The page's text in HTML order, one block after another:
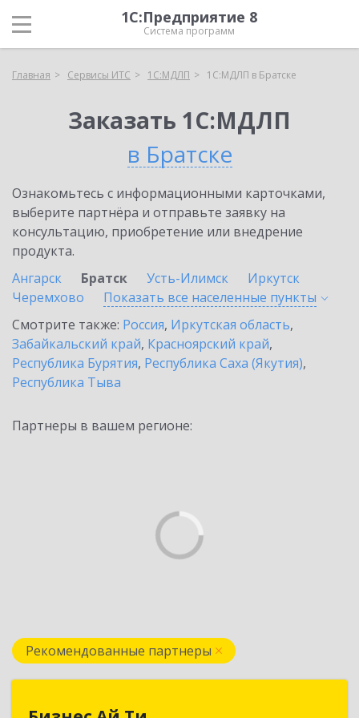
1С:Предприятие 8
Система программ
Главная Сервисы ИТС 1С:МДЛП 1С:МДЛП в Братске
Заказать 1С:МДЛП
в Братске
Ознакомьтесь с информационными карточками,
выберите партнёра и отправьте заявку на
консультацию, приобретение или внедрение
продукта.
Ангарск
Братск Усть-Илимск
Иркутск
Черемхово
Показать все населенные пункты
Смотрите также: Россия, Иркутская область,
Забайкальский край, Красноярский край,
Республика Бурятия, Республика Саха (Якутия),
Республика Тыва
Партнеры в вашем регионе:
Рекомендованные партнеры